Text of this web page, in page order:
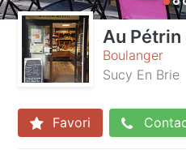
Au Pétrin
Boulanger
Sucy En Brie
Favori